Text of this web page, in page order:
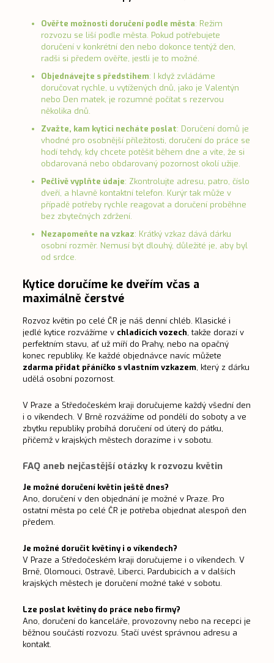
Ověřte možnosti doručení podle města: Režim
rozvozu se liší podle města. Pokud potřebujete
doručení v konkrétní den nebo dokonce tentýž den,
radši si předem ověřte, jestli je to možné.
Objednávejte s předstihem: I když zvládáme
doručovat rychle, u vytížených dnů, jako je Valentýn
nebo Den matek, je rozumné počítat s rezervou
několika dnů.
Zvažte, kam kytici necháte poslat: Doručení domů je
vhodné pro osobnější příležitosti, doručení do práce se
hodí tehdy, kdy chcete potěšit během dne a víte, že si
obdarovaná nebo obdarovaný pozornost okolí užije.
Pečlivě vyplňte údaje: Zkontrolujte adresu, patro, číslo
dveří, a hlavně kontaktní telefon. Kurýr tak může v
případě potřeby rychle reagovat a doručení proběhne
bez zbytečných zdržení.
Nezapomeňte na vzkaz: Krátký vzkaz dává dárku
osobní rozměr. Nemusí být dlouhý, důležité je, aby byl
od srdce.
Kytice doručíme ke dveřím včas a
maximálně čerstvé
Rozvoz květin po celé ČR je náš denní chléb. Klasické i
jedlé kytice rozvážíme v chladicích vozech, takže dorazí v
perfektním stavu, ať už míří do Prahy, nebo na opačný
konec republiky. Ke každé objednávce navíc můžete
zdarma přidat přáníčko s vlastním vzkazem, který z dárku
udělá osobní pozornost.
V Praze a Středočeském kraji doručujeme každý všední den
i o víkendech. V Brně rozvážíme od pondělí do soboty a ve
zbytku republiky probíhá doručení od úterý do pátku,
přičemž v krajských městech dorazíme i v sobotu.
FAQ aneb nejčastější otázky k rozvozu květin
Je možné doručení květin ještě dnes?
Ano, doručení v den objednání je možné v Praze. Pro
ostatní města po celé ČR je potřeba objednat alespoň den
předem.
Je možné doručit květiny i o víkendech?
V Praze a Středočeském kraji doručujeme i o víkendech. V
Brně, Olomouci, Ostravě, Liberci, Pardubicích a v dalších
krajských městech je doručení možné také v sobotu.
Lze poslat květiny do práce nebo firmy?
Ano, doručení do kanceláře, provozovny nebo na recepci je
běžnou součástí rozvozu. Stačí uvést správnou adresu a
kontakt.